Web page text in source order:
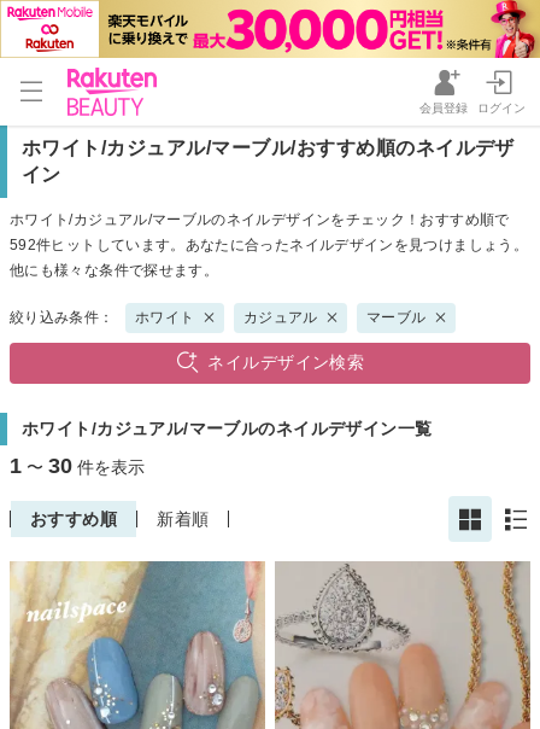
会員登録 ログイン
ホワイト/カジュアル/マーブル/おすすめ順のネイルデザ
イン
ホワイト/カジュアル/マーブルのネイルデザインをチェック！おすすめ順で
592件ヒットしています。あなたに合ったネイルデザインを見つけましょう。
他にも様々な条件で探せます。
絞り込み条件： ホワイト カジュアル マーブル
ネイルデザイン検索
ホワイト/カジュアル/マーブルのネイルデザイン一覧
1 〜 30 件を表示
おすすめ順 新着順